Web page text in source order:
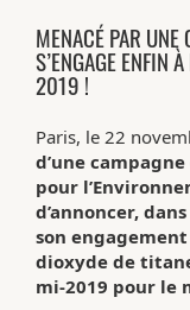
MENACÉ PAR
S’ENGAGE ENFIN
2019 !
Paris, le 22
d’une
pour
d’annoncer,
son
dioxyde de
mi-2019 pour le